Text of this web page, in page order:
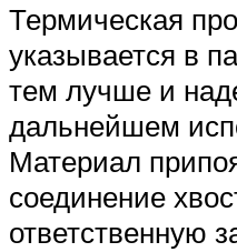
Термическая
указывается в
тем лучше и
дальнейшем
Материал
соединение
ответственную